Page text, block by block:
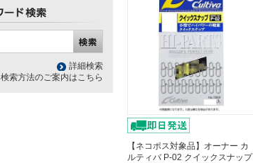
【ネコポス対象品】オーナー カ
ルティバ P-02 クイックスナップ
詳細検索
検索方法のご案内はこちら